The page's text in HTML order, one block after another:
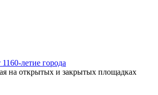
летие города
на открытых и закрытых площадках